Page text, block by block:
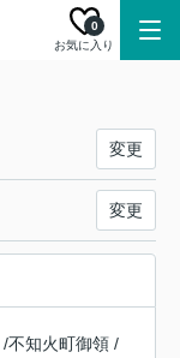
お気に入り
0
変更
変更
/不知火町御領 /